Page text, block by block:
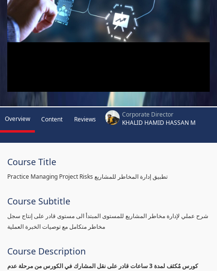
Overview Content Reviews
Corporate Director
KHALID HAMID HASSAN M
Course Title
Practice Managing Project Risks تطبيق إدارة المخاطر للمشاريع
Course Subtitle
شرح عملي لإدارة مخاطر المشاريع للمستوى المبتدأ الى مستوى قادر على إنتاج سجل
مخاطر متكامل مع توصيات الخبرة العملية
Course Description
كورس مٌكثف لمدة 3 ساعات قادر على نقل المشارك في الكورس من مرحلة عدم